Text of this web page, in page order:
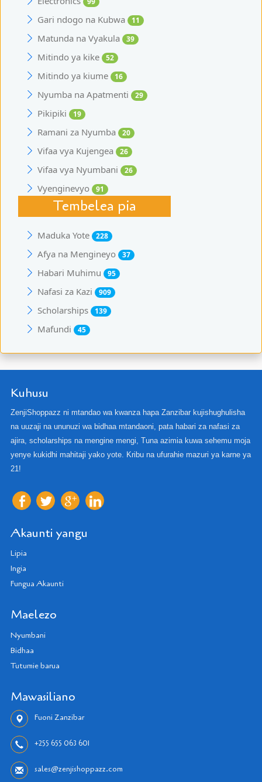
Gari ndogo na Kubwa 11
Matunda na Vyakula 39
Mitindo ya kike 52
Mitindo ya kiume 16
Nyumba na Apatmenti 29
Pikipiki 19
Ramani za Nyumba 20
Vifaa vya Kujengea 26
Vifaa vya Nyumbani 26
Vyenginevyo 91
Tembelea pia
Maduka Yote 228
Afya na Mengineyo 37
Habari Muhimu 95
Nafasi za Kazi 909
Scholarships 139
Mafundi 45
Kuhusu
ZenjiShoppazz ni mtandao wa kwanza hapa Zanzibar kujishughulisha
na uuzaji na ununuzi wa bidhaa mtandaoni, pata habari za nafasi za
ajira, scholarships na mengine mengi, Tuna azimia kuwa sehemu moja
yenye kukidhi mahitaji yako yote. Kribu na ufurahie mazuri ya karne ya
21!
Akaunti yangu
Lipia
Ingia
Fungua Akaunti
Maelezo
Nyumbani
Bidhaa
Tutumie barua
Mawasiliano
Fuoni Zanzibar
+255 655 063 601
sales@zenjishoppazz.com